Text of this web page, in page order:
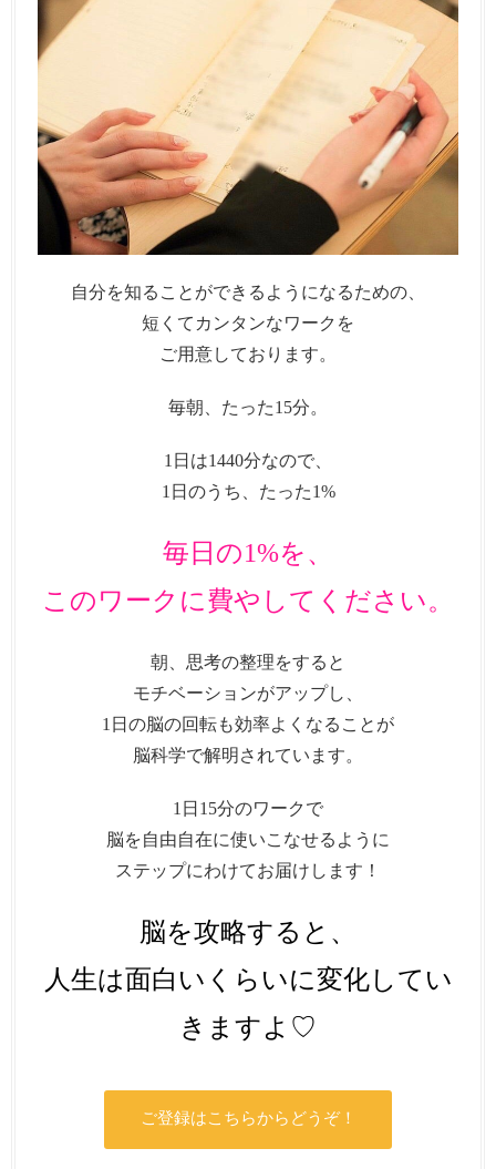
自分を知ることができるようになるための、
短くてカンタンなワークを
ご用意しております。
毎朝、たった15分。
1日は1440分なので、
1日のうち、たった1%
毎日の1%を、
このワークに費やしてください。
朝、思考の整理をすると
モチベーションがアップし、
1日の脳の回転も効率よくなることが
脳科学で解明されています。
1日15分のワークで
脳を自由自在に使いこなせるように
ステップにわけてお届けします！
脳を攻略すると、
人生は面白いくらいに変化してい
きますよ♡
ご登録はこちらからどうぞ！